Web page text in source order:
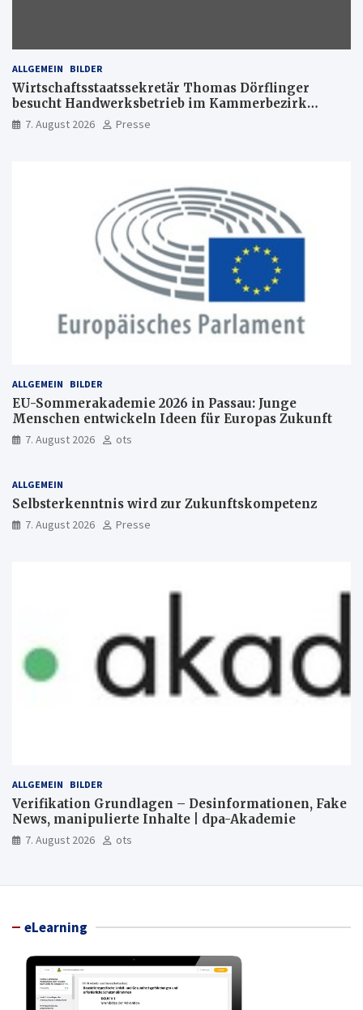
ALLGEMEIN BILDER
Wirtschaftsstaatssekretär Thomas Dörflinger
besucht Handwerksbetrieb im Kammerbezirk
Freiburg
7. August 2026 Presse
ALLGEMEIN BILDER
EU-Sommerakademie 2026 in Passau: Junge
Menschen entwickeln Ideen für Europas Zukunft
7. August 2026 ots
ALLGEMEIN
Selbsterkenntnis wird zur Zukunftskompetenz
7. August 2026 Presse
ALLGEMEIN BILDER
Verifikation Grundlagen – Desinformationen, Fake
News, manipulierte Inhalte | dpa-Akademie
7. August 2026 ots
eLearning